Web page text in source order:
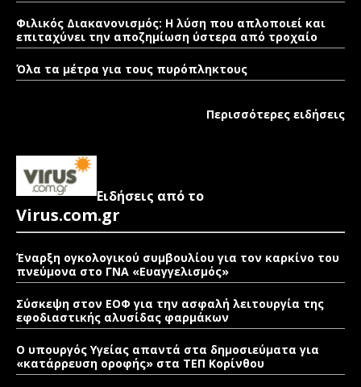
Φιλικός Διακανονισμός: Η λύση που απλοποιεί και
επιταχύνει την αποζημίωση ύστερα από τροχαίο
Όλα τα μέτρα για τους πυρόπληκτους
Περισσότερες ειδήσεις
Ειδήσεις από το
Virus.com.gr
Έναρξη ογκολογικού συμβουλίου για τον καρκίνο του
πνεύμονα στο ΓΝΑ «Ευαγγελισμός»
Σύσκεψη στον ΕΟΦ για την ασφαλή λειτουργία της
εφοδιαστικής αλυσίδας φαρμάκων
Ο υπουργός Υγείας απαντά στα δημοσιεύματα για
«κατάρρευση οροφής» στα ΤΕΠ Κορίνθου